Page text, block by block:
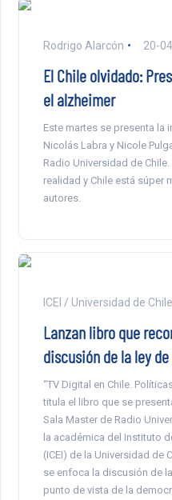
Rodrigo Alarcón 20-
El Chile olvidado:
el alzheimer
Este martes se presenta
Nicolás Labra y Nicole
Radio Universidad de
realidad y Chile está súper
autores.
ICEI / Universidad de Chile
Lanzan libro que
discusión de la ley
“TV Digital en Chile.
titula el libro que se
Sala Master de Radio
la académica del Instituto
(ICEI) de la Universidad de
se enfoca la discusión de
punto de vista de la